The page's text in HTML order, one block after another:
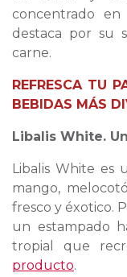
concentrado
destaca por su
carne.
REFRESCA TU
BEBIDAS MÁS
Libalis White.
Libalis White es
mango,
fresco y éxotico.
un estampado
tropial que
producto.